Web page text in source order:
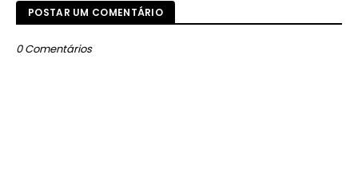
POSTAR UM COMENTÁRIO
0 Comentários